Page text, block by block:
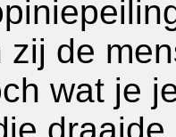
zij de
wat je